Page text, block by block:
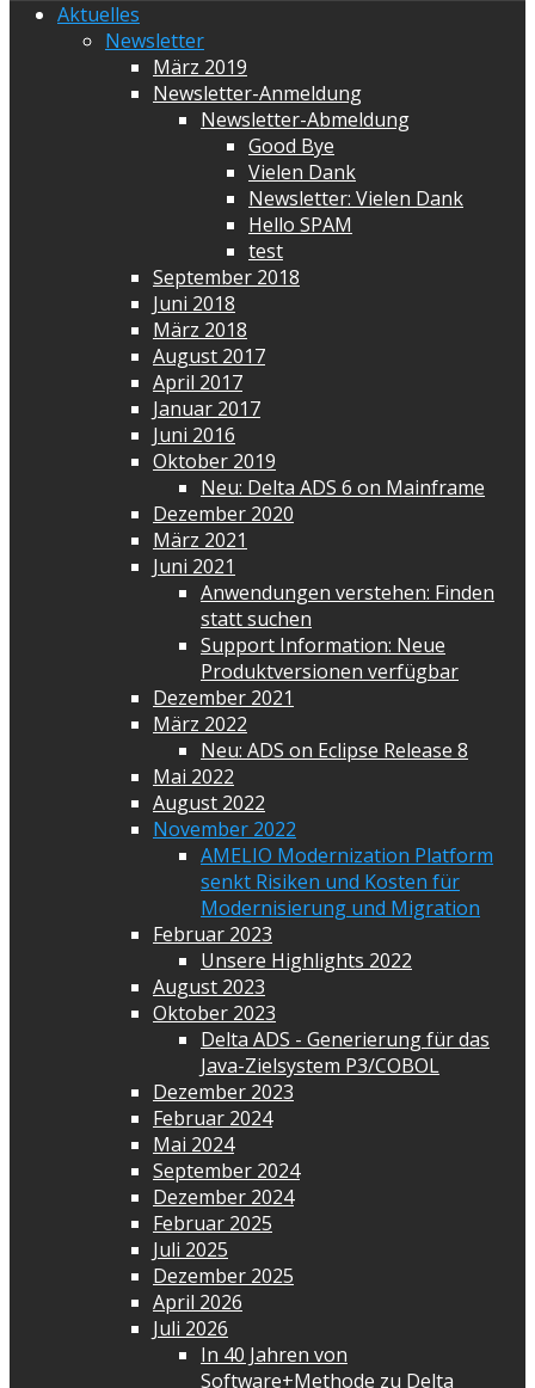
Aktuelles
Newsletter
März 2019
Newsletter-Anmeldung
Newsletter-Abmeldung
Good Bye
Vielen Dank
Newsletter: Vielen Dank
Hello SPAM
test
September 2018
Juni 2018
März 2018
August 2017
April 2017
Januar 2017
Juni 2016
Oktober 2019
Neu: Delta ADS 6 on Mainframe
Dezember 2020
März 2021
Juni 2021
Anwendungen verstehen: Finden
statt suchen
Support Information: Neue
Produktversionen verfügbar
Dezember 2021
März 2022
Neu: ADS on Eclipse Release 8
Mai 2022
August 2022
November 2022
AMELIO Modernization Platform
senkt Risiken und Kosten für
Modernisierung und Migration
Februar 2023
Unsere Highlights 2022
August 2023
Oktober 2023
Delta ADS - Generierung für das
Java-Zielsystem P3/COBOL
Dezember 2023
Februar 2024
Mai 2024
September 2024
Dezember 2024
Februar 2025
Juli 2025
Dezember 2025
April 2026
Juli 2026
In 40 Jahren von
Software+Methode zu Delta